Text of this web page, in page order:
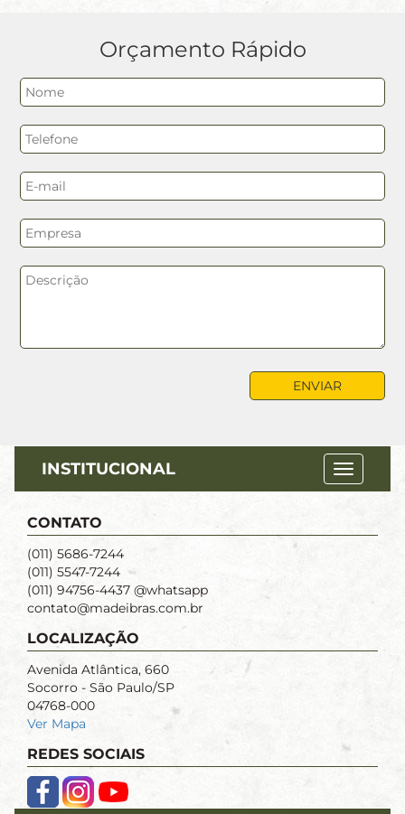
Orçamento Rápido
INSTITUCIONAL
CONTATO
(011) 5686-7244
(011) 5547-7244
(011) 94756-4437 @whatsapp
contato@madeibras.com.br
LOCALIZAÇÃO
Avenida Atlântica, 660
Socorro - São Paulo/SP
04768-000
Ver Mapa
REDES SOCIAIS